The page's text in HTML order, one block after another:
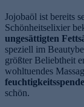
Jojobaöl ist bereits
Schönheitselixier
ungesättigten
speziell im
größter Beliebtheit
wohltuendes
schön.